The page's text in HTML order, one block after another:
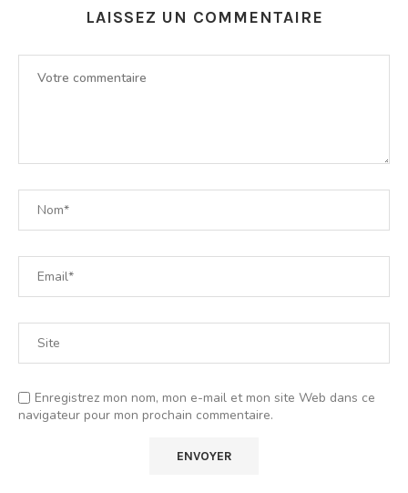
LAISSEZ UN COMMENTAIRE
Enregistrez mon nom, mon e-mail et mon site Web dans ce
navigateur pour mon prochain commentaire.